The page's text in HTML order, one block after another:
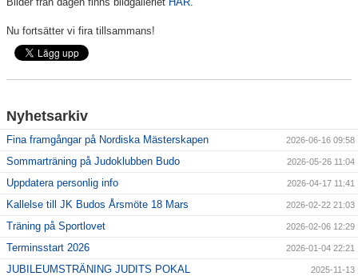
Nu fortsätter vi fira tillsammans!
Nyhetsarkiv
Fina framgångar på Nordiska Mästerskapen 2026-06-16 09:58
Sommarträning på Judoklubben Budo 2026-05-26 11:04
Uppdatera personlig info 2026-04-17 11:41
Kallelse till JK Budos Årsmöte 18 Mars 2026-02-22 21:03
Träning på Sportlovet 2026-02-06 12:29
Terminsstart 2026 2026-01-04 22:21
JUBILEUMSTRÄNING JUDITS POKAL 2025-11-13